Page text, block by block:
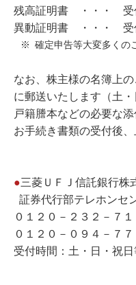
残高証明書 ・・・ 受
異動証明書 ・・・ 受
※ 確定申告等大変多くの
なお、株主様の名簿上
に郵送いたします（土・
戸籍謄本などの必要な
お手続き書類の受付後
●三菱ＵＦＪ信託銀行
証券代行部テレホン
０１２０－２３２－７
０１２０－０９４－７７
受付時間：土・日・祝